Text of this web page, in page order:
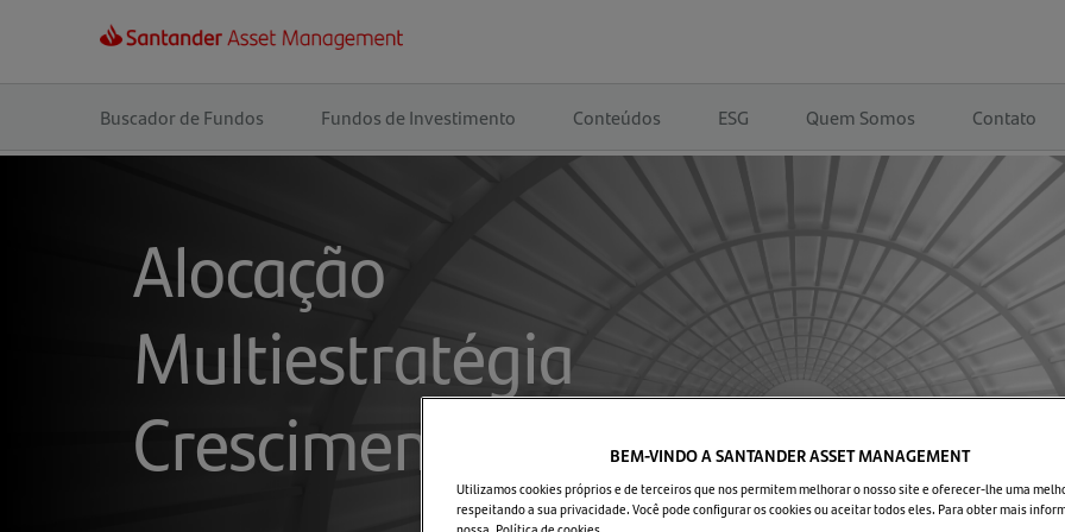
Buscador de Fundos Fundos de Investimento Conteúdos ESG Quem Somos Contato
Alocação
Multiestratégia
Crescimento
BEM-VINDO A SANTANDER ASSET MANAGEMENT
Utilizamos cookies próprios e de terceiros que nos permitem melhorar o nosso site e oferecer-lhe uma
respeitando a sua privacidade. Você pode configurar os cookies ou aceitar todos eles. Para obter mais